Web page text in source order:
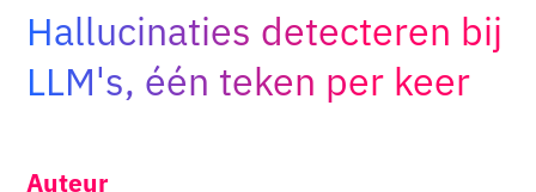
Adopt AI
Hallucinaties detecteren bij
LLM's, één teken per keer
Auteur